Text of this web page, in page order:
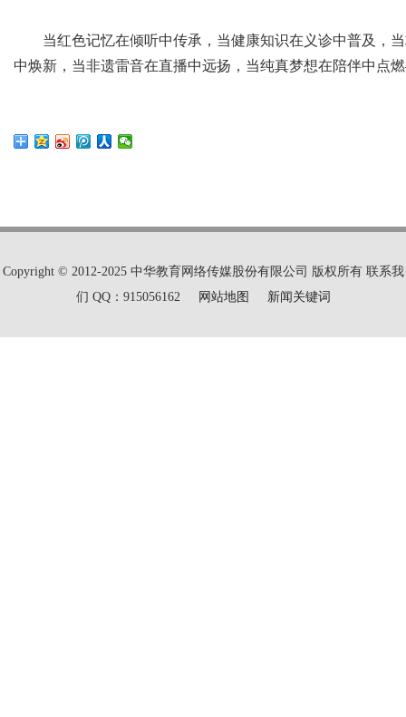
当红色记忆在倾听中传承，当健康知识在义诊中普及，
中焕新，当非遗雷音在直播中远扬，当纯真梦想在陪伴中点
Copyright © 2012-2025 中华教育网络传媒股份有限公司 版权所有 联系我
们 QQ：915056162
网站地图 新闻关键词